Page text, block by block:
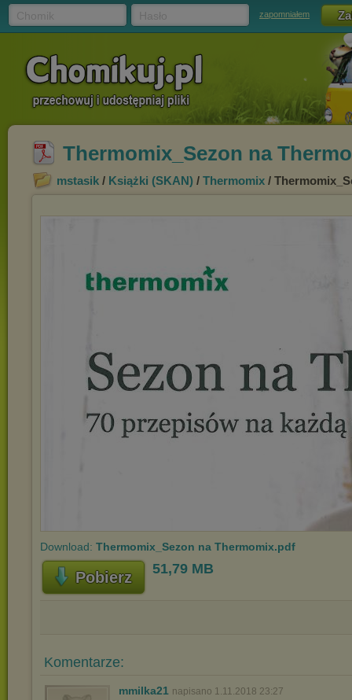
zapomniałem
Thermomix_Sezon na
mstasik / Książki (SKAN) / Thermomix /
Download: Thermomix_Sezon na Thermomix.pdf
Pobierz 51,79 MB
Komentarze:
mmilka21 napisano 1.11.2018 23:27